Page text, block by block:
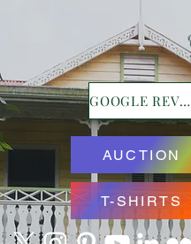
GOOGLE REVIEWS
AUCTION
T-SHIRTS